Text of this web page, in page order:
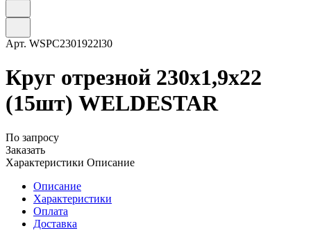
Арт. WSPC2301922l30
Круг отрезной 230х1,9х22
(15шт) WELDESTAR
По запросу
Заказать
Характеристики Описание
Описание
Характеристики
Оплата
Доставка